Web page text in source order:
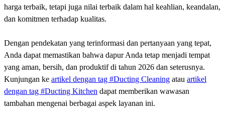
harga terbaik, tetapi juga nilai terbaik dalam hal keahlian, keandalan,
dan komitmen terhadap kualitas.
Dengan pendekatan yang terinformasi dan pertanyaan yang tepat,
Anda dapat memastikan bahwa dapur Anda tetap menjadi tempat
yang aman, bersih, dan produktif di tahun 2026 dan seterusnya.
Kunjungan ke artikel dengan tag #Ducting Cleaning atau artikel
dengan tag #Ducting Kitchen dapat memberikan wawasan
tambahan mengenai berbagai aspek layanan ini.